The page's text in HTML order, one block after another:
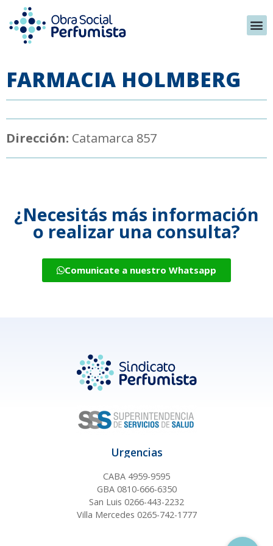
FARMACIA HOLMBERG
Dirección: Catamarca 857
¿Necesitás más información
o realizar una consulta?
Comunicate a nuestro Whatsapp
Urgencias
CABA 4959-9595
GBA 0810-666-6350
San Luis 0266-443-2232
Villa Mercedes 0265-742-1777